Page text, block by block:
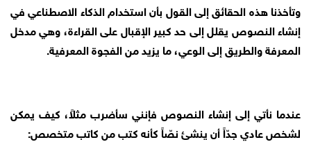
وتأخذنا هذه الحقائق إلى القول بأن استخدام الذكاء الاصطناعي في
إنشاء النصوص يقلل إلى حد كبير الإقبال على القراءة، وهي مدخل
المعرفة والطريق إلى الوعي، ما يزيد من الفجوة المعرفية.
عندما نأتي إلى إنشاء النصوص فإنني سأضرب مثلاً، كيف يمكن
لشخص عادي جدّاً أن ينشئ نصّاً كأنه كتب من كاتب متخصص: